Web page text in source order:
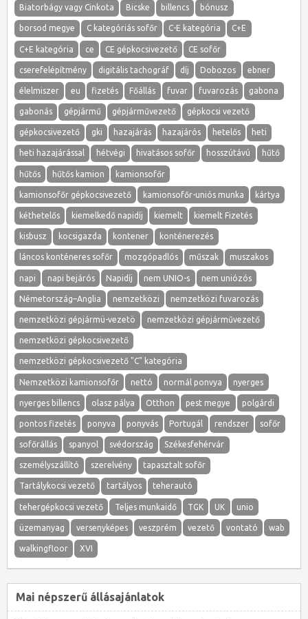
Biatorbágy vagy Cinkota Bicske billencs bónusz
borsod megye C kategóriás sofőr C-E kategória C+E
C+E kategória ce CE gépkocsivezető CE sofőr
cserefelépítmény digitális tachográf díj Dobozos ebner
élelmiszer eu fizetés Főállás fuvar fuvarozás gabona
gabonás gépjármű gépjárművezető gépkocsi vezető
gépkocsivezető gki hazajárás hazajárós hetelős heti
heti hazajárással hétvégi hivatásos sofőr hosszútávú hűtő
hűtős hűtős kamion kamionsofőr
kamionsofőr gépkocsivezető kamionsofőr-uniós munka kártya
kéthetelős kiemelkedő napidíj kiemelt kiemelt Fizetés
kisbusz kocsigazda kontener konténerezés
láncos konténeres sofőr mozgópadlós műszak muszakos
napi napi bejárós Napidíj nem UNIO-s nem uniózós
Németország–Anglia nemzetközi nemzetközi fuvarozás
nemzetközi gépjármü-vezetö nemzetközi gépjárművezető
nemzetközi gépkocsivezető
nemzetközi gépkocsivezető "C" kategória
Nemzetközi kamionsofőr nettó normál ponvya nyerges
nyerges billencs olasz pálya Otthon pest megye polgárdi
pontos fizetés ponyva ponyvás Portugál rendszer sofőr
sofőrállás spanyol svédország Székesfehérvár
személyszállító szerelvény tapasztalt sofőr
Tartálykocsi vezető tartályos teherautó
tehergépkocsi vezető Teljes munkaidő TGK UK unio
üzemanyag versenyképes veszprém vezető vontató wab
walkingfloor XVI
Mai népszerű állásajánlatok